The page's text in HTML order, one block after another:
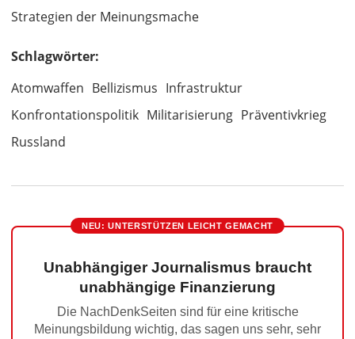
Strategien der Meinungsmache
Schlagwörter:
Atomwaffen Bellizismus Infrastruktur
Konfrontationspolitik Militarisierung Präventivkrieg
Russland
NEU: UNTERSTÜTZEN LEICHT GEMACHT
Unabhängiger Journalismus braucht
unabhängige Finanzierung
Die NachDenkSeiten sind für eine kritische
Meinungsbildung wichtig, das sagen uns sehr, sehr